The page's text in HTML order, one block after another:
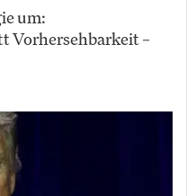
um:
Vorhersehbarkeit –